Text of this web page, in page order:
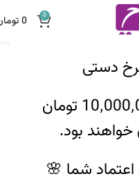
دستی
خریدهای بالاتر از 10٬000٬000 تومان
خواهند بود.
شما 🌸
0
0